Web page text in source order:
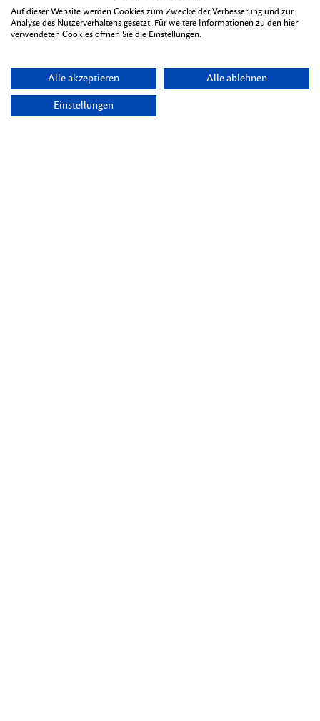
Auf dieser Website werden Cookies zum Zwecke der Verbesserung und zur
Analyse des Nutzerverhaltens gesetzt. Für weitere Informationen zu den hier
verwendeten Cookies öffnen Sie die Einstellungen.
Alle akzeptieren Alle ablehnen
Einstellungen